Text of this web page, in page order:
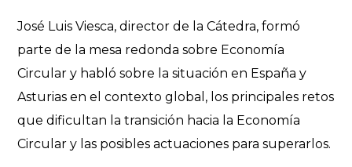
José Luis Viesca, director de la Cátedra, formó
parte de la mesa redonda sobre Economía
Circular y habló sobre la situación en España y
Asturias en el contexto global, los principales retos
que dificultan la transición hacia la Economía
Circular y las posibles actuaciones para superarlos.